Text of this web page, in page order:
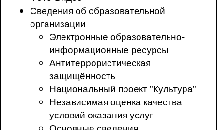
Сведения об образовательной
организации
Электронные образовательно-
информационные ресурсы
Антитеррористическая
защищённость
Национальный проект "Культура"
Независимая оценка качества
условий оказания услуг
Основные сведения